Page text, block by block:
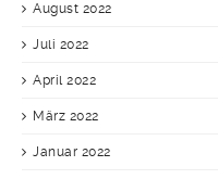
August 2022
Juli 2022
April 2022
März 2022
Januar 2022